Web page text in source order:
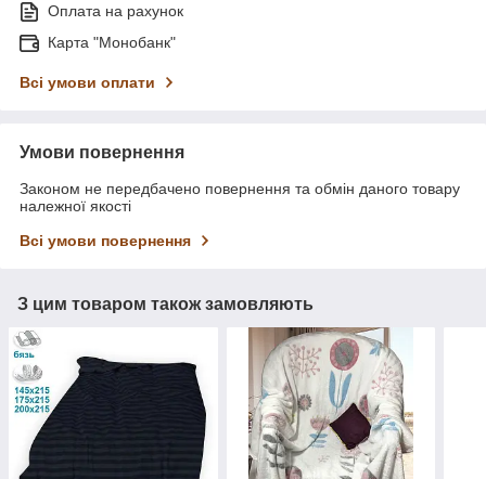
Оплата на рахунок
Карта "Монобанк"
Всі умови оплати
Умови повернення
Законом не передбачено повернення та обмін даного товару
належної якості
Всі умови повернення
З цим товаром також замовляють